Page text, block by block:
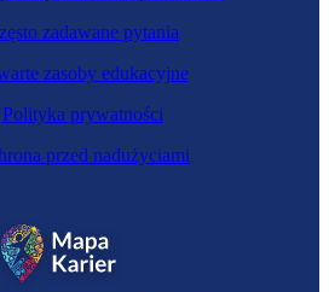
zadawane pytania
zasoby edukacyjne
Polityka prywatności
przed nadużyciami